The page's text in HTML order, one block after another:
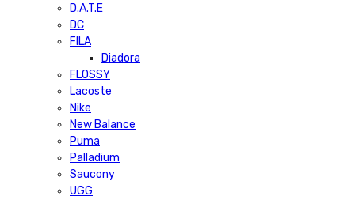
D.A.T.E
DC
FILA
Diadora
FLOSSY
Lacoste
Nike
New Balance
Puma
Palladium
Saucony
UGG